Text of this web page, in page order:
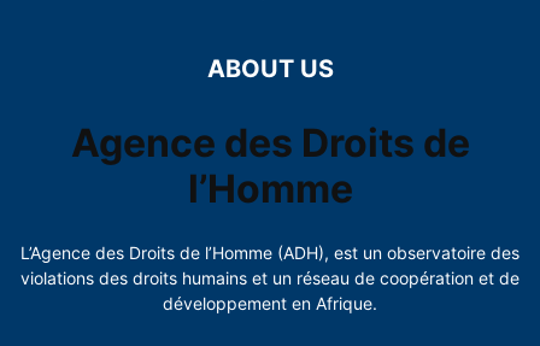
ABOUT US
Agence des Droits de
l’Homme
L’Agence des Droits de l’Homme (ADH), est un observatoire des
violations des droits humains et un réseau de coopération et de
développement en Afrique.